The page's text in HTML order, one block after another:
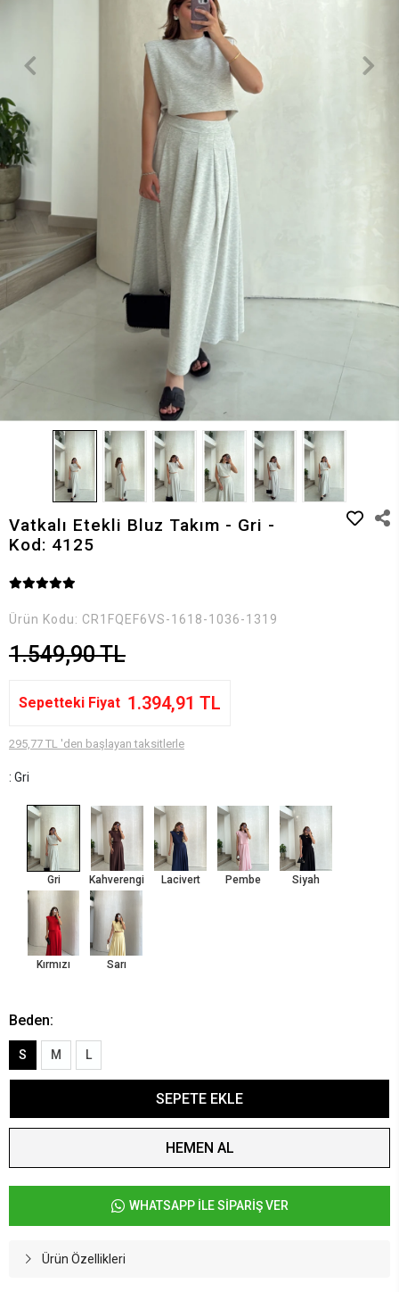
Vatkalı Etekli Bluz Takım - Gri -
Kod: 4125
Ürün Kodu: CR1FQEF6VS-1618-1036-1319
1.549,90 TL
Sepetteki Fiyat 1.394,91 TL
295,77 TL 'den başlayan taksitlerle
: Gri
Gri Kahverengi Lacivert Pembe Siyah
Kırmızı Sarı
Beden:
S M L
SEPETE EKLE
HEMEN AL
WHATSAPP İLE SİPARİŞ VER
Ürün Özellikleri